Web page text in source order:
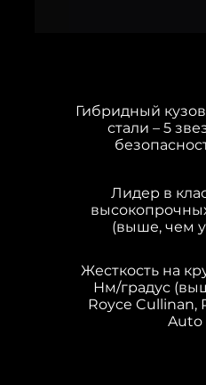
Гибридный
стали – 5
Лидер в
(выше, чем у
Жесткость на
Нм/градус
Royce Cullinan,
Auto